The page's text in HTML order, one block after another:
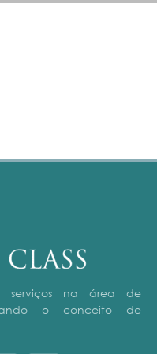
serviços na área de
o conceito de